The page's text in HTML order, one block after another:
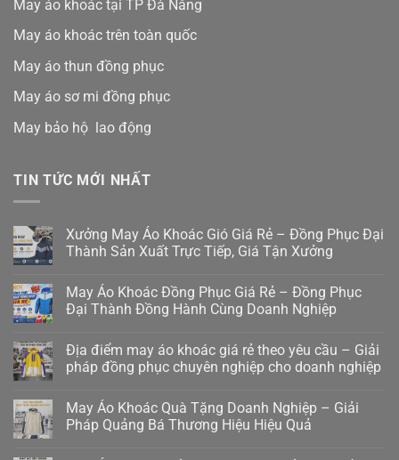
May áo khoác tại TP Đà Nẵng
May áo khoác trên toàn quốc
May áo thun đồng phục
May áo sơ mi đồng phục
May bảo hộ lao động
TIN TỨC MỚI NHẤT
Xưởng May Áo Khoác Gió Giá Rẻ – Đồng Phục Đại
Thành Sản Xuất Trực Tiếp, Giá Tận Xưởng
May Áo Khoác Đồng Phục Giá Rẻ – Đồng Phục
Đại Thành Đồng Hành Cùng Doanh Nghiệp
Địa điểm may áo khoác giá rẻ theo yêu cầu – Giải
pháp đồng phục chuyên nghiệp cho doanh nghiệp
May Áo Khoác Quà Tặng Doanh Nghiệp – Giải
Pháp Quảng Bá Thương Hiệu Hiệu Quả